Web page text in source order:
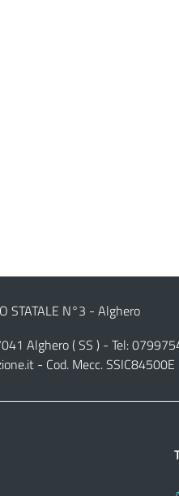
STATALE N°3 - Alghero
Alghero ( SS ) - Tel:
- Cod. Mecc.